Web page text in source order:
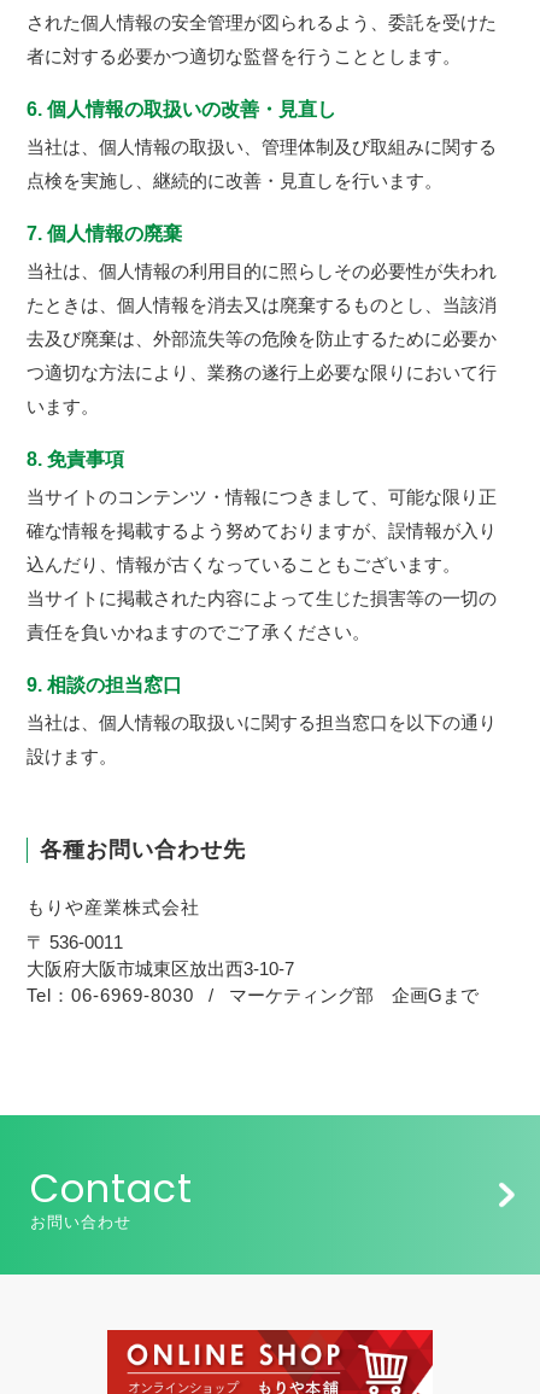
された個人情報の安全管理が図られるよう、委託を受けた
者に対する必要かつ適切な監督を行うこととします。
6. 個人情報の取扱いの改善・見直し
当社は、個人情報の取扱い、管理体制及び取組みに関する
点検を実施し、継続的に改善・見直しを行います。
7. 個人情報の廃棄
当社は、個人情報の利用目的に照らしその必要性が失われ
たときは、個人情報を消去又は廃棄するものとし、当該消
去及び廃棄は、外部流失等の危険を防止するために必要か
つ適切な方法により、業務の遂行上必要な限りにおいて行
います。
8. 免責事項
当サイトのコンテンツ・情報につきまして、可能な限り正
確な情報を掲載するよう努めておりますが、誤情報が入り
込んだり、情報が古くなっていることもございます。
当サイトに掲載された内容によって生じた損害等の一切の
責任を負いかねますのでご了承ください。
9. 相談の担当窓口
当社は、個人情報の取扱いに関する担当窓口を以下の通り
設けます。
各種お問い合わせ先
もりや産業株式会社
〒 536-0011
大阪府大阪市城東区放出西3-10-7
Tel：06-6969-8030
/ マーケティング部 企画Gまで
Contact
お問い合わせ